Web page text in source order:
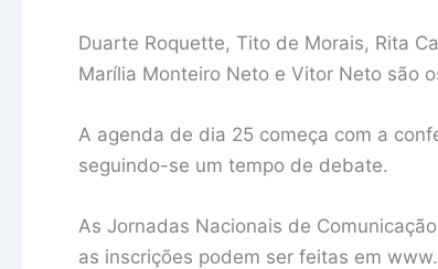
Duarte Roquette, Tito de Morais, Rita
Marília Monteiro Neto e Vitor Neto são
A agenda de dia 25 começa com a
seguindo-se um tempo de debate.
As Jornadas Nacionais de
as inscrições podem ser feitas em